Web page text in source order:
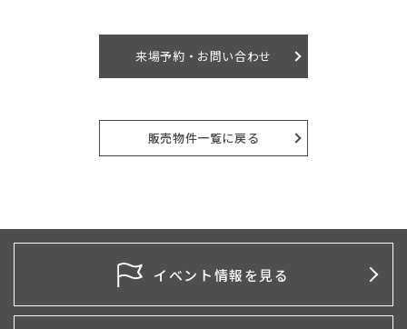
来場予約・お問い合わせ
販売物件一覧に戻る
イベント情報を見る